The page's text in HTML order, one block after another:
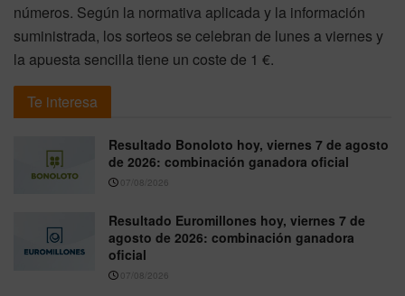
números. Según la normativa aplicada y la información
suministrada, los sorteos se celebran de lunes a viernes y
la apuesta sencilla tiene un coste de 1 €.
Te interesa
Resultado Bonoloto hoy, viernes 7 de agosto
de 2026: combinación ganadora oficial
07/08/2026
Resultado Euromillones hoy, viernes 7 de
agosto de 2026: combinación ganadora
oficial
07/08/2026